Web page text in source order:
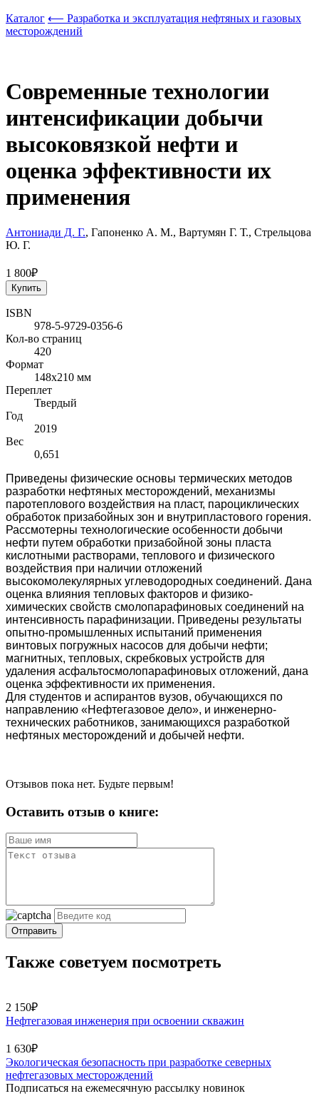
Каталог ⟵ Разработка и эксплуатация нефтяных и газовых
месторождений
Современные технологии
интенсификации добычи
высоковязкой нефти и
оценка эффективности их
применения
Антониади Д. Г., Гапоненко А. М., Вартумян Г. Т., Стрельцова
Ю. Г.
1 800₽
Купить
ISBN
978-5-9729-0356-6
Кол-во страниц
420
Формат
148x210 мм
Переплет
Твердый
Год
2019
Вес
0,651
Приведены физические основы термических методов
разработки нефтяных месторождений, механизмы
паротеплового воздействия на пласт, пароциклических
обработок призабойных зон и внутрипластового горения.
Рассмотерны технологические особенности добычи
нефти путем обработки призабойной зоны пласта
кислотными растворами, теплового и физического
воздействия при наличии отложений
высокомолекулярных углеводородных соединений. Дана
оценка влияния тепловых факторов и физико-
химических свойств смолопарафиновых соединений на
интенсивность парафинизации. Приведены результаты
опытно-промышленных испытаний применения
винтовых погружных насосов для добычи нефти;
магнитных, тепловых, скребковых устройств для
удаления асфальтосмолопарафиновых отложений, дана
оценка эффективности их применения.
Для студентов и аспирантов вузов, обучающихся по
направлению «Нефтегазовое дело», и инженерно-
технических работников, занимающихся разработкой
нефтяных месторождений и добычей нефти.
Отзывов пока нет. Будьте первым!
Оставить отзыв о книге:
Отправить
Также советуем посмотреть
2 150₽
Нефтегазовая инженерия при освоении скважин
1 630₽
Экологическая безопасность при разработке северных
нефтегазовых месторождений
Подписаться на ежемесячную рассылку новинок